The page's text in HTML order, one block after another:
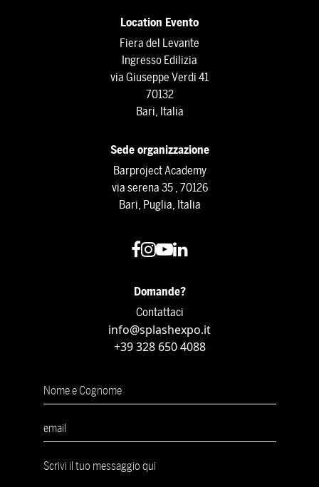
Location Evento
Fiera del Levante
Ingresso Edilizia
via Giuseppe Verdi 41
70132
Bari, Italia
Sede organizzazione
Barproject Academy
via serena 35 , 70126
Bari, Puglia, Italia
Domande?
Contattaci
info@splashexpo.it
+39 328 650 4088